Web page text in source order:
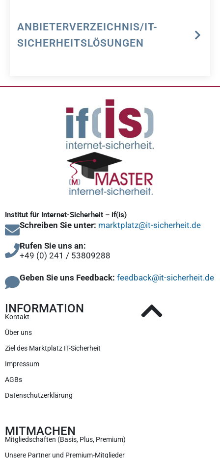
ANBIETERVERZEICHNIS/IT-
SICHERHEITSLÖSUNGEN
Institut für Internet-Sicherheit – if(is)
Schreiben Sie unter: marktplatz@it-sicherheit.de
Rufen Sie uns an:
+49 (0) 241 / 53809288
Geben Sie uns Feedback: feedback@it-sicherheit.de
INFORMATION
Kontakt
Über uns
Ziel des Marktplatz IT-Sicherheit
Impressum
AGBs
Datenschutzerklärung
MITMACHEN
Mitgliedschaften (Basis, Plus, Premium)
Unsere Partner und Premium-Mitglieder